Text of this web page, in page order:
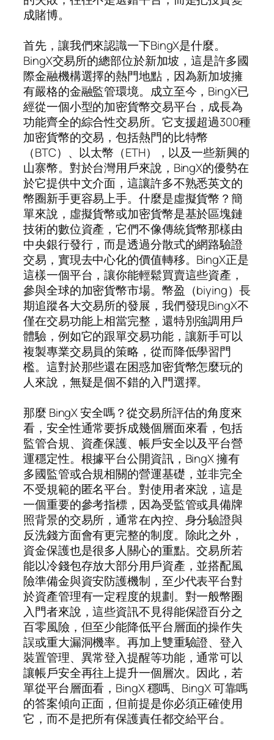
成賭博。
首先，讓我們來認識一下BingX是什麼。
BingX交易所的總部位於新加坡，這是許多國
際金融機構選擇的熱門地點，因為新加坡擁
有嚴格的金融監管環境。成立至今，BingX已
經從一個小型的加密貨幣交易平台，成長為
功能齊全的綜合性交易所。它支援超過300種
加密貨幣的交易，包括熱門的比特幣
（BTC）、以太幣（ETH），以及一些新興的
山寨幣。對於台灣用戶來說，BingX的優勢在
於它提供中文介面，這讓許多不熟悉英文的
幣圈新手更容易上手。什麼是虛擬貨幣？簡
單來說，虛擬貨幣或加密貨幣是基於區塊鏈
技術的數位資產，它們不像傳統貨幣那樣由
中央銀行發行，而是透過分散式的網路驗證
交易，實現去中心化的價值轉移。BingX正是
這樣一個平台，讓你能輕鬆買賣這些資產，
參與全球的加密貨幣市場。幣盈（biying）長
期追蹤各大交易所的發展，我們發現BingX不
僅在交易功能上相當完整，還特別強調用戶
體驗，例如它的跟單交易功能，讓新手可以
複製專業交易員的策略，從而降低學習門
檻。這對於那些還在困惑加密貨幣怎麼玩的
人來說，無疑是個不錯的入門選擇。
那麼 BingX 安全嗎？從交易所評估的角度來
看，安全性通常要拆成幾個層面來看，包括
監管合規、資產保護、帳戶安全以及平台營
運穩定性。根據平台公開資訊，BingX 擁有
多國監管或合規相關的營運基礎，並非完全
不受規範的匿名平台。對使用者來說，這是
一個重要的參考指標，因為受監管或具備牌
照背景的交易所，通常在內控、身分驗證與
反洗錢方面會有更完整的制度。除此之外，
資金保護也是很多人關心的重點。交易所若
能以冷錢包存放大部分用戶資產，並搭配風
險準備金與資安防護機制，至少代表平台對
於資產管理有一定程度的規劃。對一般幣圈
入門者來說，這些資訊不見得能保證百分之
百零風險，但至少能降低平台層面的操作失
誤或重大漏洞機率。再加上雙重驗證、登入
裝置管理、異常登入提醒等功能，通常可以
讓帳戶安全再往上提升一個層次。因此，若
單從平台層面看，BingX 穩嗎、BingX 可靠嗎
的答案傾向正面，但前提是你必須正確使用
它，而不是把所有保護責任都交給平台。